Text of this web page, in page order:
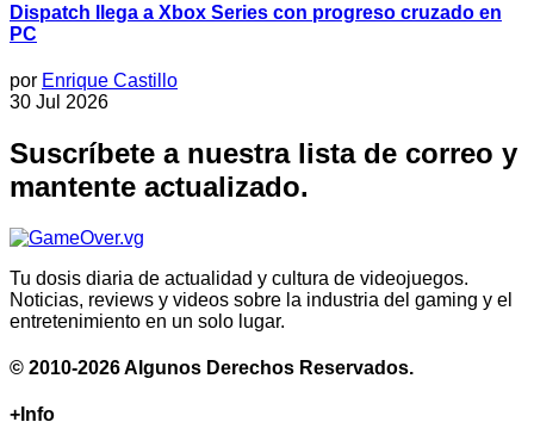
Dispatch llega a Xbox Series con progreso cruzado en
PC
por Enrique Castillo
30 Jul 2026
Suscríbete a nuestra lista de correo y
mantente actualizado.
Tu dosis diaria de actualidad y cultura de videojuegos.
Noticias, reviews y videos sobre la industria del gaming y el
entretenimiento en un solo lugar.
© 2010-2026 Algunos Derechos Reservados.
+Info